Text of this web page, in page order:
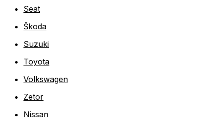
Seat
Škoda
Suzuki
Toyota
Volkswagen
Zetor
Nissan